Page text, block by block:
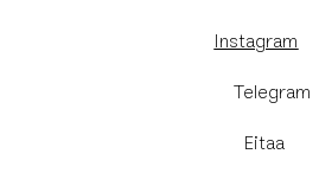
Instagram
​Telegram
Eitaa